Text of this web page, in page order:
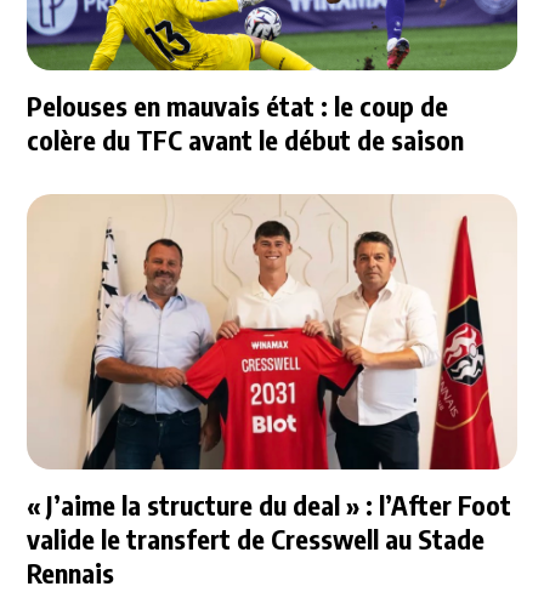
Pelouses en mauvais état : le coup de
colère du TFC avant le début de saison
« J’aime la structure du deal » : l’After Foot
valide le transfert de Cresswell au Stade
Rennais